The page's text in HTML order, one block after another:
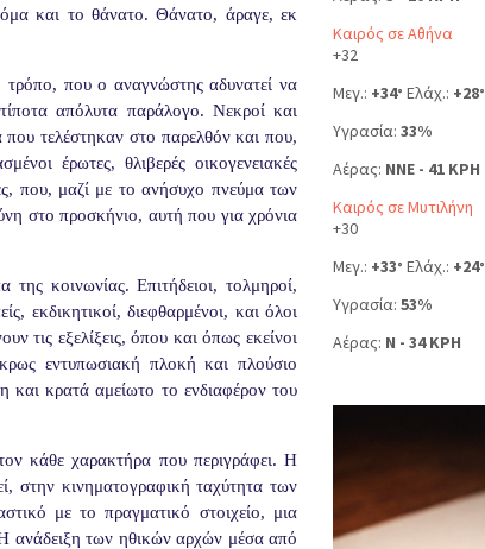
και το θάνατο. Θάνατο, άραγε, εκ
τρόπο, που ο αναγνώστης αδυνατεί να
απόλυτα παράλογο. Νεκροί και
τελέστηκαν στο παρελθόν και που,
έρωτες, θλιβερές οικογενειακές
που, μαζί με το ανήσυχο πνεύμα των
στο προσκήνιο, αυτή που για χρόνια
κοινωνίας. Επιτήδειοι, τολμηροί,
εκδικητικοί, διεφθαρμένοι, και όλοι
τις εξελίξεις, όπου και όπως εκείνοι
εντυπωσιακή πλοκή και πλούσιο
κρατά αμείωτο το ενδιαφέρον του
κάθε χαρακτήρα που περιγράφει. Η
στην κινηματογραφική ταχύτητα των
με το πραγματικό στοιχείο, μια
ανάδειξη των ηθικών αρχών μέσα από
Καιρός σε Αθήνα
+32
Μεγ.: +34° Ελάχ.: +28°
Υγρασία: 33%
Αέρας: NNE - 41 KPH
Καιρός σε Μυτιλήνη
+30
Μεγ.: +33° Ελάχ.: +24°
Υγρασία: 53%
Αέρας: N - 34 KPH